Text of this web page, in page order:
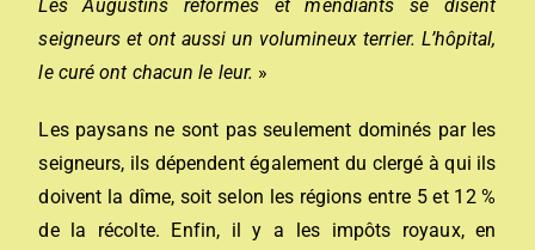
Les Augustins réformés et mendiants se disent
seigneurs et ont aussi un volumineux terrier. L’hôpital,
le curé ont chacun le leur. »
Les paysans ne sont pas seulement dominés par les
seigneurs, ils dépendent également du clergé à qui ils
doivent la dîme, soit selon les régions entre 5 et 12 %
de la récolte. Enfin, il y a les impôts royaux, en